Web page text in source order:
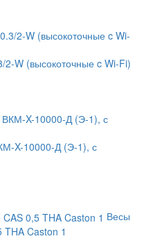
W (высокоточные c Wi-Fi)
X-10000-Д (Э-1), с
Весы
Caston 1